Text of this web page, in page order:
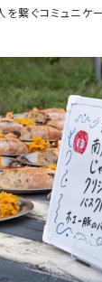
を繋ぐコミュニケ